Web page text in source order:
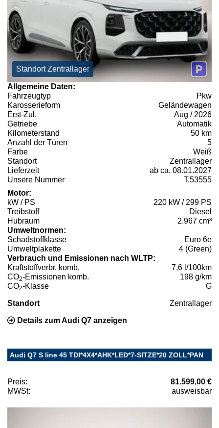
Standort Zentrallager
Allgemeine Daten:
Fahrzeugtyp
Pkw
Karosserieform
Geländewagen
Erst-Zul.
Aug / 2026
Getriebe
Automatik
Kilometerstand
50 km
Anzahl der Türen
5
Farbe
Weiß
Standort
Zentrallager
Lieferzeit
ab ca. 08.01.2027
Unsere Nummer
T.53555
Motor:
kW / PS
220 kW / 299 PS
Treibstoff
Diesel
Hubraum
2.967 cm³
Umweltnormen:
Schadstoffklasse
Euro 6e
Umweltplakette
4 (Green)
Verbrauch und Emissionen nach WLTP:
Kraftstoffverbr. komb.
7,6 l/100km
CO2-Emissionen komb.
198 g/km
CO2-Klasse G
Standort Zentrallager
Details zum Audi Q7 anzeigen
Audi Q7 S line 45 TDI*4X4*AHK*LED*7-SITZE*20 ZOLL*PAN
Preis:
81.599,00 €
MWSt:
ausweisbar